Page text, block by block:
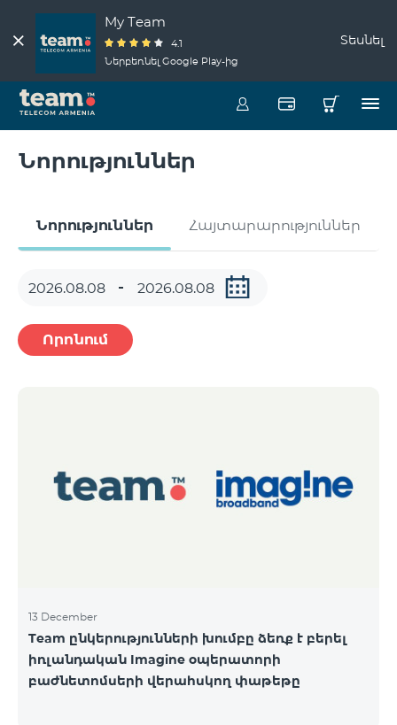
My Team
4.1
Ներբեռնել Google Play-ից
Տեսնել
Նորություններ
Նորություններ Հայտարարություններ
Որոնում
13 December
Team ընկերությունների խումբը ձեռք է բերել
իռլանդական Imagine օպերատորի
բաժնետոմսերի վերահսկող փաթեթը